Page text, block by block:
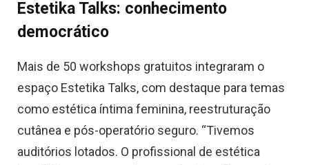
Estetika Talks: conhecimento
democrático
Mais de 50 workshops gratuitos integraram o
espaço Estetika Talks, com destaque para temas
como estética íntima feminina, reestruturação
cutânea e pós-operatório seguro. “Tivemos
auditórios lotados. O profissional de estética